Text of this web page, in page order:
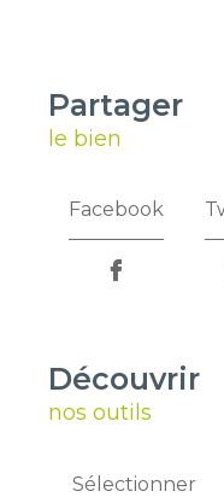
partager
le bien
Facebook
découvrir
nos outils
Sélectionner